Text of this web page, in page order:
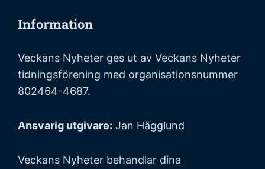
Information
Veckans Nyheter ges ut av Veckans Nyheter
tidningsförening med organisationsnummer
802464-4687.
Ansvarig utgivare: Jan Hägglund
Veckans Nyheter behandlar dina